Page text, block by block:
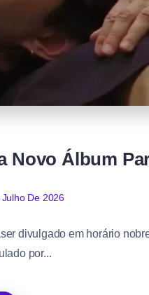
Novo Álbum
De 2026
divulgado em horário
por...